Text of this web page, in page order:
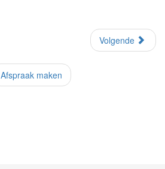
Volgende
Afspraak maken